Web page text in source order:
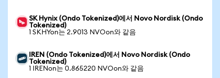
SK Hynix (Ondo Tokenized)에서 Novo Nordisk (Ondo
Tokenized)
1 SKHYon는 2.9013 NVOon와 같음
IREN (Ondo Tokenized)에서 Novo Nordisk (Ondo
Tokenized)
1 IRENon는 0.865220 NVOon와 같음